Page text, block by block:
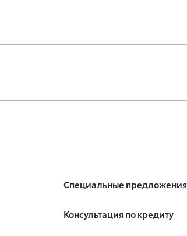
Специальные предложения
Консультация по кредиту